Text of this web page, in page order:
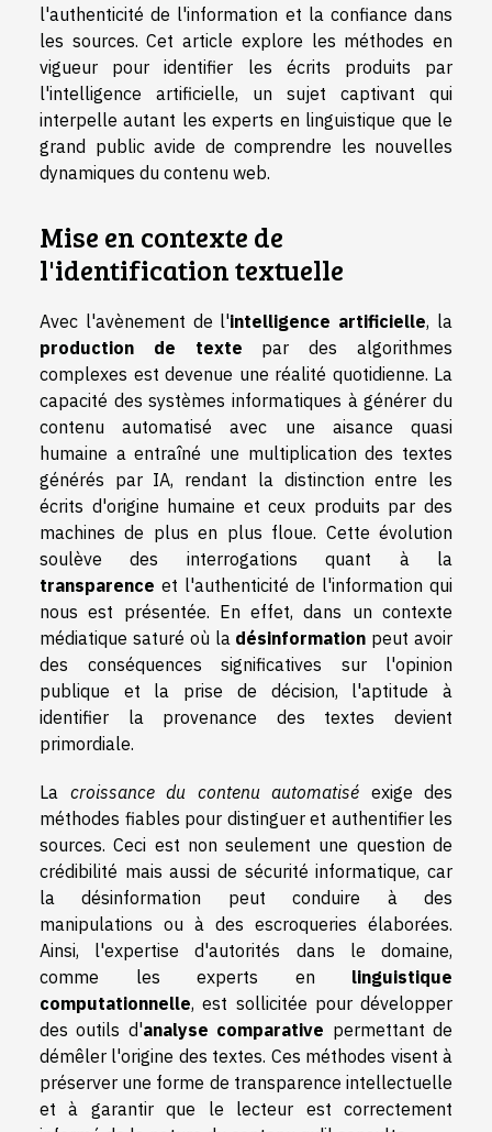
l'authenticité de l'information et la confiance dans
les sources. Cet article explore les méthodes en
vigueur pour identifier les écrits produits par
l'intelligence artificielle, un sujet captivant qui
interpelle autant les experts en linguistique que le
grand public avide de comprendre les nouvelles
dynamiques du contenu web.
Mise en contexte de
l'identification textuelle
Avec l'avènement de l'intelligence artificielle, la
production de texte par des algorithmes
complexes est devenue une réalité quotidienne. La
capacité des systèmes informatiques à générer du
contenu automatisé avec une aisance quasi
humaine a entraîné une multiplication des textes
générés par IA, rendant la distinction entre les
écrits d'origine humaine et ceux produits par des
machines de plus en plus floue. Cette évolution
soulève des interrogations quant à la
transparence et l'authenticité de l'information qui
nous est présentée. En effet, dans un contexte
médiatique saturé où la désinformation peut avoir
des conséquences significatives sur l'opinion
publique et la prise de décision, l'aptitude à
identifier la provenance des textes devient
primordiale.
La croissance du contenu automatisé exige des
méthodes fiables pour distinguer et authentifier les
sources. Ceci est non seulement une question de
crédibilité mais aussi de sécurité informatique, car
la désinformation peut conduire à des
manipulations ou à des escroqueries élaborées.
Ainsi, l'expertise d'autorités dans le domaine,
comme les experts en linguistique
computationnelle, est sollicitée pour développer
des outils d'analyse comparative permettant de
démêler l'origine des textes. Ces méthodes visent à
préserver une forme de transparence intellectuelle
et à garantir que le lecteur est correctement